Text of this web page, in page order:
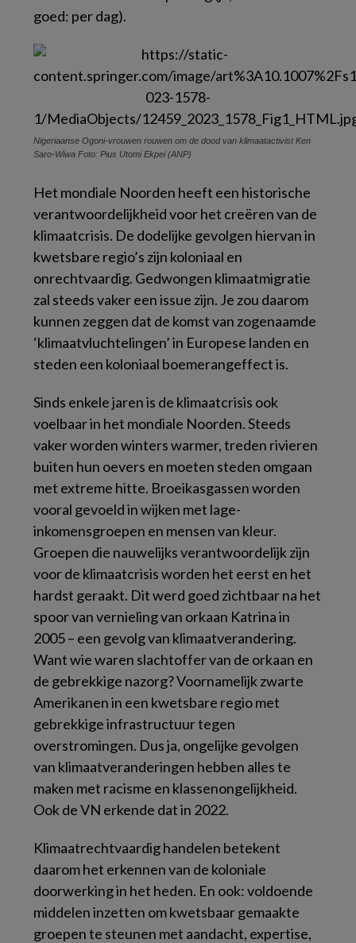
goed: per dag).
Nigeriaanse Ogoni-vrouwen rouwen om de dood van klimaatactivist Ken
Saro-Wiwa Foto: Pius Utomi Ekpei (ANP)
Het mondiale Noorden heeft een historische
verantwoordelijkheid voor het creëren van de
klimaatcrisis. De dodelijke gevolgen hiervan in
kwetsbare regio’s zijn koloniaal en
onrechtvaardig. Gedwongen klimaatmigratie
zal steeds vaker een issue zijn. Je zou daarom
kunnen zeggen dat de komst van zogenaamde
‘klimaatvluchtelingen’ in Europese landen en
steden een koloniaal boemerangeffect is.
Sinds enkele jaren is de klimaatcrisis ook
voelbaar in het mondiale Noorden. Steeds
vaker worden winters warmer, treden rivieren
buiten hun oevers en moeten steden omgaan
met extreme hitte. Broeikasgassen worden
vooral gevoeld in wijken met lage-
inkomensgroepen en mensen van kleur.
Groepen die nauwelijks verantwoordelijk zijn
voor de klimaatcrisis worden het eerst en het
hardst geraakt. Dit werd goed zichtbaar na het
spoor van vernieling van orkaan Katrina in
2005 – een gevolg van klimaatverandering.
Want wie waren slachtoffer van de orkaan en
de gebrekkige nazorg? Voornamelijk zwarte
Amerikanen in een kwetsbare regio met
gebrekkige infrastructuur tegen
overstromingen. Dus ja, ongelijke gevolgen
van klimaatveranderingen hebben alles te
maken met racisme en klassenongelijkheid.
Ook de VN erkende dat in 2022.
Klimaatrechtvaardig handelen betekent
daarom het erkennen van de koloniale
doorwerking in het heden. En ook: voldoende
middelen inzetten om kwetsbaar gemaakte
groepen te steunen met aandacht, expertise,